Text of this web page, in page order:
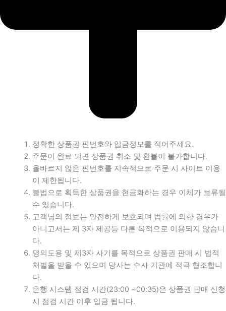
정확한 상품권 핀번호와 입금정보를 적어주세요.
주문이 완료 되면 상품권 취소 및 환불이 불가합니다.
올바르지 않은 핀번호를 지속적으로 주문 시 사이트 이용
이 제한됩니다.
불법으로 획득한 상품권을 현금화하는 경우 이체가 보류될
수 있습니다.
고객님의 정보는 안전하게 보호되며 법률에 의한 경우가
아니고서는 제 3자 제공등 다른 목적으로 이용되지 않습니
다.
명의도용 및 제3자 사기를 목적으로 상품권 판매 시 법적
처벌을 받을 수 있으며 당사는 수사 기관에 적극 협조합니
다.
은행 시스템 점검 시간(23:00 ~00:35)은 상품권 판매 신청
시 점검 시간 이후 입금 됩니다.